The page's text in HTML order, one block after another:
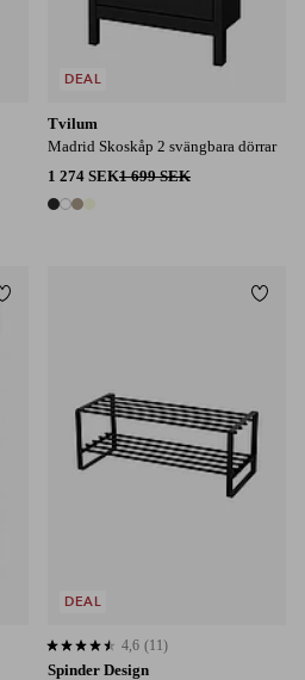
Tvilum
Madrid Skoskåp 2 svängbara dörrar
1 274 SEK1 699 SEK
4 färger
DEAL
Lägg till i favoriter
Spinder Design
4,6 baserat på 11 st betyg
4,6 (11)
DEAL